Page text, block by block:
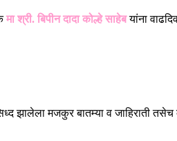
मा श्री. बिपीन दादा कोल्हे साहेब यांना
झालेला मजकुर बातम्या व जाहिराती